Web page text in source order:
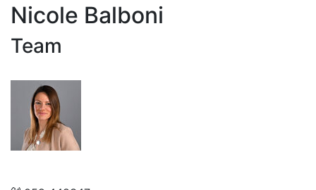
Nicole Balboni
Team